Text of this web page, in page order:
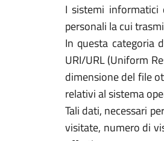
I sistemi informatici
personali la cui
In questa categoria
URI/URL (Uniform
dimensione del file
relativi al sistema
Tali dati, necessari
visitate, numero di